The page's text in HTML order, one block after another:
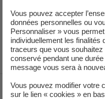
(partie non nucléaire de
courant électrique produit
facilement dans les lignes très
Voir le fil d'ariane
Vous pouvez accepter
données personnelles ou
Personnaliser » vous
individuellement les finalités
traceurs que vous
conservé pendant une
message vous sera à
Vous pouvez modifier votre
sur le lien « cookies » en